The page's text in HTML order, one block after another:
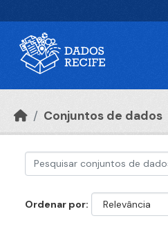
Conjuntos de dados
Ordenar por